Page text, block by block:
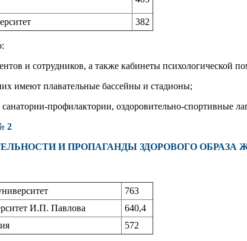
382
и сотрудников, а также кабинеты психологической
имеют плавательные бассейны и стадионы;
профилактории, оздоровительно-спортивные
2
И ПРОПАГАНДЫ ЗДОРОВОГО ОБРАЗА
763
И.П. Павлова
640,4
572